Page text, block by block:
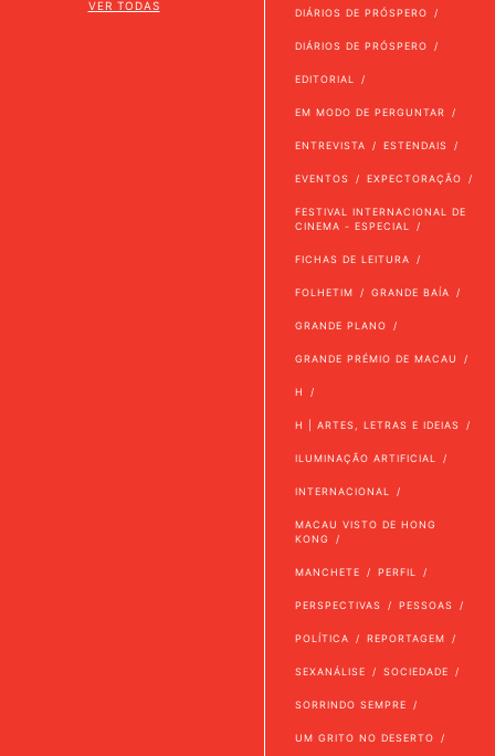
VER TODAS
DIÁRIOS DE PRÓSPERO
DIÁRIOS DE PRÓSPERO
EDITORIAL
EM MODO DE PERGUNTAR
ENTREVISTA ESTENDAIS
EVENTOS EXPECTORAÇÃO
FESTIVAL INTERNACIONAL DE
CINEMA - ESPECIAL
FICHAS DE LEITURA
FOLHETIM GRANDE BAÍA
GRANDE PLANO
GRANDE PRÉMIO DE MACAU
H
H | ARTES, LETRAS E IDEIAS
ILUMINAÇÃO ARTIFICIAL
INTERNACIONAL
MACAU VISTO DE HONG
KONG
MANCHETE PERFIL
PERSPECTIVAS PESSOAS
POLÍTICA REPORTAGEM
SEXANÁLISE SOCIEDADE
SORRINDO SEMPRE
UM GRITO NO DESERTO